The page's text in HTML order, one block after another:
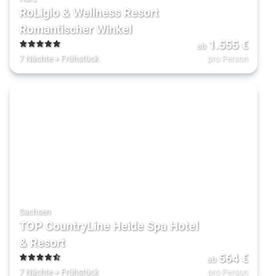
RoLigio & Wellness Resort
Romantischer Winkel
5
7 Nächte+ Frühstück
ab 1.555€
pro Person
Sachsen
TOP CountryLine Heide Spa Hotel
& Resort
4.5
7 Nächte+ Frühstück
ab 564€
pro Person